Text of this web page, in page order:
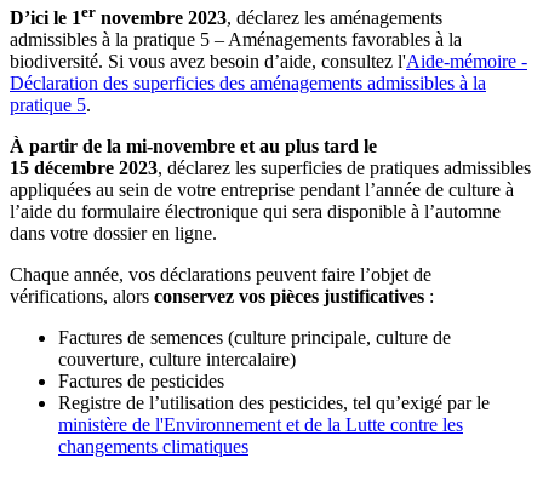
D’ici le 1er novembre 2023, déclarez les aménagements
admissibles à la pratique 5 – Aménagements favorables à la
biodiversité. Si vous avez besoin d’aide, consultez l'Aide-mémoire -
Déclaration des superficies des aménagements admissibles à la
pratique 5.
À partir de la mi-novembre et au plus tard le
15 décembre 2023, déclarez les superficies de pratiques admissibles
appliquées au sein de votre entreprise pendant l’année de culture à
l’aide du formulaire électronique qui sera disponible à l’automne
dans votre dossier en ligne.
Chaque année, vos déclarations peuvent faire l’objet de
vérifications, alors conservez vos pièces justificatives :
Factures de semences (culture principale, culture de
couverture, culture intercalaire)
Factures de pesticides
Registre de l’utilisation des pesticides, tel qu’exigé par le
ministère de l'Environnement et de la Lutte contre les
changements climatiques